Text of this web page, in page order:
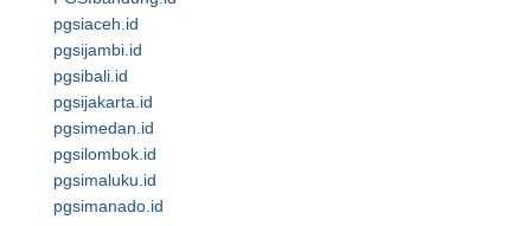
pgsiaceh.id
pgsijambi.id
pgsibali.id
pgsijakarta.id
pgsimedan.id
pgsilombok.id
pgsimaluku.id
pgsimanado.id